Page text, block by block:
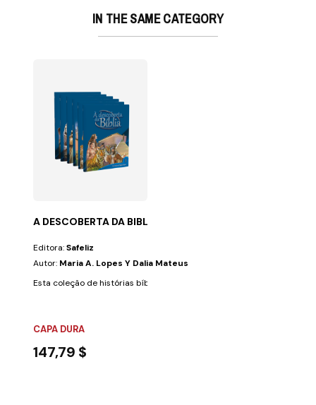
IN THE SAME CATEGORY
A DESCOBERTA DA BIBLIA (6 VOLS.)
Editora:Safeliz
Autor: Maria A. Lopes Y Dalia Mateus
Esta coleção de histórias bíblicas foi criada para desenvolver nas
CAPA DURA
147,79 $